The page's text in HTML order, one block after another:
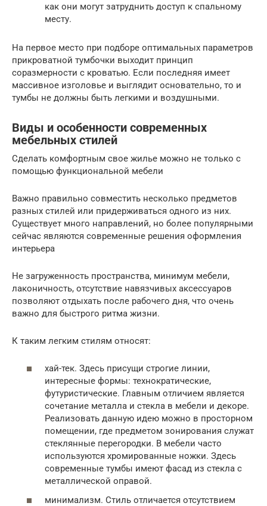
как они могут затруднить доступ к спальному
месту.
На первое место при подборе оптимальных параметров
прикроватной тумбочки выходит принцип
соразмерности с кроватью. Если последняя имеет
массивное изголовье и выглядит основательно, то и
тумбы не должны быть легкими и воздушными.
Виды и особенности современных
мебельных стилей
Сделать комфортным свое жилье можно не только с
помощью функциональной мебели
Важно правильно совместить несколько предметов
разных стилей или придерживаться одного из них.
Существует много направлений, но более популярными
сейчас являются современные решения оформления
интерьера
Не загруженность пространства, минимум мебели,
лаконичность, отсутствие навязчивых аксессуаров
позволяют отдыхать после рабочего дня, что очень
важно для быстрого ритма жизни.
К таким легким стилям относят:
хай-тек. Здесь присущи строгие линии,
интересные формы: технократические,
футуристические. Главным отличием является
сочетание металла и стекла в мебели и декоре.
Реализовать данную идею можно в просторном
помещении, где предметом зонирования служат
стеклянные перегородки. В мебели часто
используются хромированные ножки. Здесь
современные тумбы имеют фасад из стекла с
металлической оправой.
минимализм. Стиль отличается отсутствием